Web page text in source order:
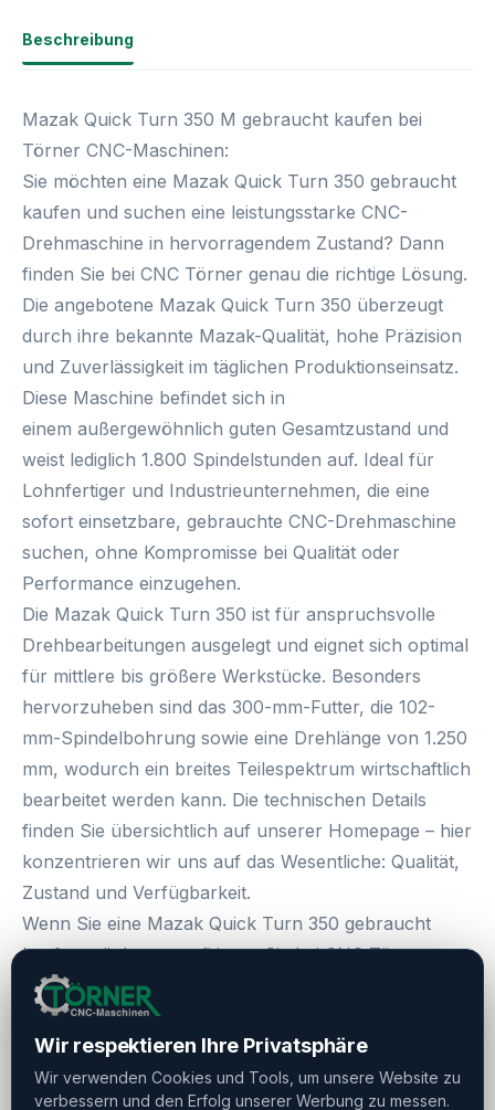
Beschreibung
Mazak Quick Turn 350 M gebraucht kaufen bei
Törner CNC-Maschinen:
Sie möchten eine Mazak Quick Turn 350 gebraucht
kaufen und suchen eine leistungsstarke CNC-
Drehmaschine in hervorragendem Zustand? Dann
finden Sie bei CNC Törner genau die richtige Lösung.
Die angebotene Mazak Quick Turn 350 überzeugt
durch ihre bekannte Mazak-Qualität, hohe Präzision
und Zuverlässigkeit im täglichen Produktionseinsatz.
Diese Maschine befindet sich in
einem außergewöhnlich guten Gesamtzustand und
weist lediglich 1.800 Spindelstunden auf. Ideal für
Lohnfertiger und Industrieunternehmen, die eine
sofort einsetzbare, gebrauchte CNC-Drehmaschine
suchen, ohne Kompromisse bei Qualität oder
Performance einzugehen.
Die Mazak Quick Turn 350 ist für anspruchsvolle
Drehbearbeitungen ausgelegt und eignet sich optimal
für mittlere bis größere Werkstücke. Besonders
hervorzuheben sind das 300-mm-Futter, die 102-
mm-Spindelbohrung sowie eine Drehlänge von 1.250
mm, wodurch ein breites Teilespektrum wirtschaftlich
bearbeitet werden kann. Die technischen Details
finden Sie übersichtlich auf unserer Homepage – hier
konzentrieren wir uns auf das Wesentliche: Qualität,
Zustand und Verfügbarkeit.
Wenn Sie eine Mazak Quick Turn 350 gebraucht
kaufenmöchten, profitieren Sie bei CNC Törner von
transparenter Beratung, fairen Preisen und
langjähriger Erfahrung im Handel mit hochwertigen
CNC-Drehmaschinen. Sprechen Sie uns an – wir
unterstützen Sie kompetent von der Anfrage bis zur
Wir respektieren Ihre Privatsphäre
Wir verwenden Cookies und Tools, um unsere Website zu
verbessern und den Erfolg unserer Werbung zu messen.